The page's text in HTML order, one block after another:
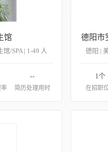
馆
/SPA | 1-49 人
率
--
简历处理用时
德阳市
德阳 |
1个
在招职